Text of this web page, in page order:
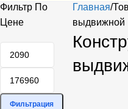
Фильтр По
Цене
Фильтрация
Главная
выдвижной